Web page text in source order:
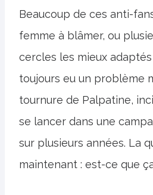
Beaucoup de ces anti-
femme à blâmer, ou
cercles les mieux
toujours eu un problème
tournure de Palpatine,
se lancer dans une
sur plusieurs années. La
maintenant : est-ce que